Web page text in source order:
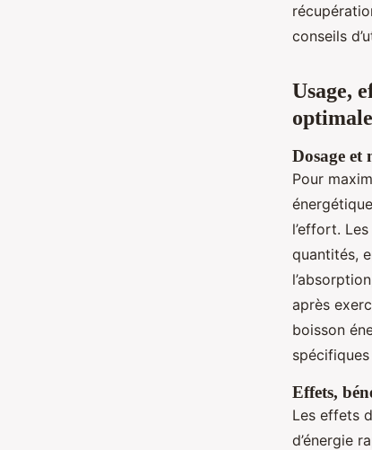
conseils
Usage,
optimale
Dosage et
Pour
l’effort.
quantités,
après
boisson
Effets,
Les effets
d’énergie